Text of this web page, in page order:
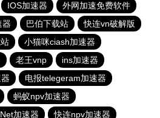
IOS加速器
外网加速免费软件
器 巴伯下载站
快连vn破解版
小猫咪ciash加速器
老王vnp
ins加速器
电报telegeram加速器
蚂蚁npv加速器
加速器 快连npv加速器